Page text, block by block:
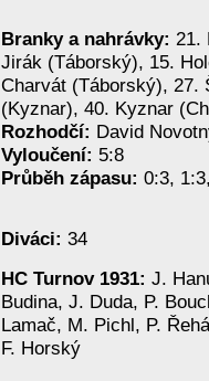
Branky a nahrávky: 21.
Jirák (Táborský), 15.
Charvát (Táborský), 27.
(Kyznar), 40. Kyznar
Rozhodčí: David
Vyloučení: 5:8
Průběh zápasu: 0:3,
Diváci: 34
HC Turnov 1931: J.
Budina, J. Duda, P.
Lamač, M. Pichl, P.
F. Horský